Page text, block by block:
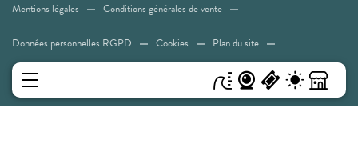
Mentions légales Conditions générales de vente
Données personnelles RGPD Cookies Plan du site
Accessibilité: Non conforme